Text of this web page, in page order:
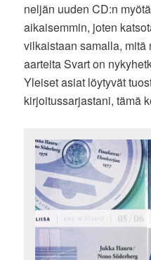
neljän uuden CD:n
aikaisemmin, joten
vilkaistaan samalla, mitä
aarteita Svart on
Yleiset asiat löytyvät
kirjoitussarjastani, tämä